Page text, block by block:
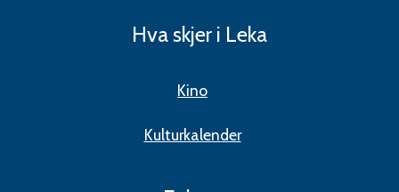
Hva skjer i Leka
Kino
Kulturkalender